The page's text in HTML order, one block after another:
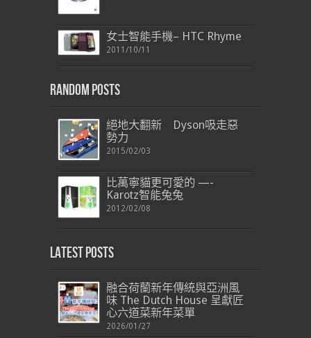
女士智能手機– HTC Rhyme
2011/10/11
Random Posts
絕地大翻新 Dyson吸走惡
勢力
2015/02/03
比萬寧貓更可愛的 —-
Karotz智能兔兔
2012/02/08
Latest Posts
融合荷蘭新年傳統與亞洲風
味 The Dutch House 呈獻匠
心六道菜新年菜單
2026/01/27